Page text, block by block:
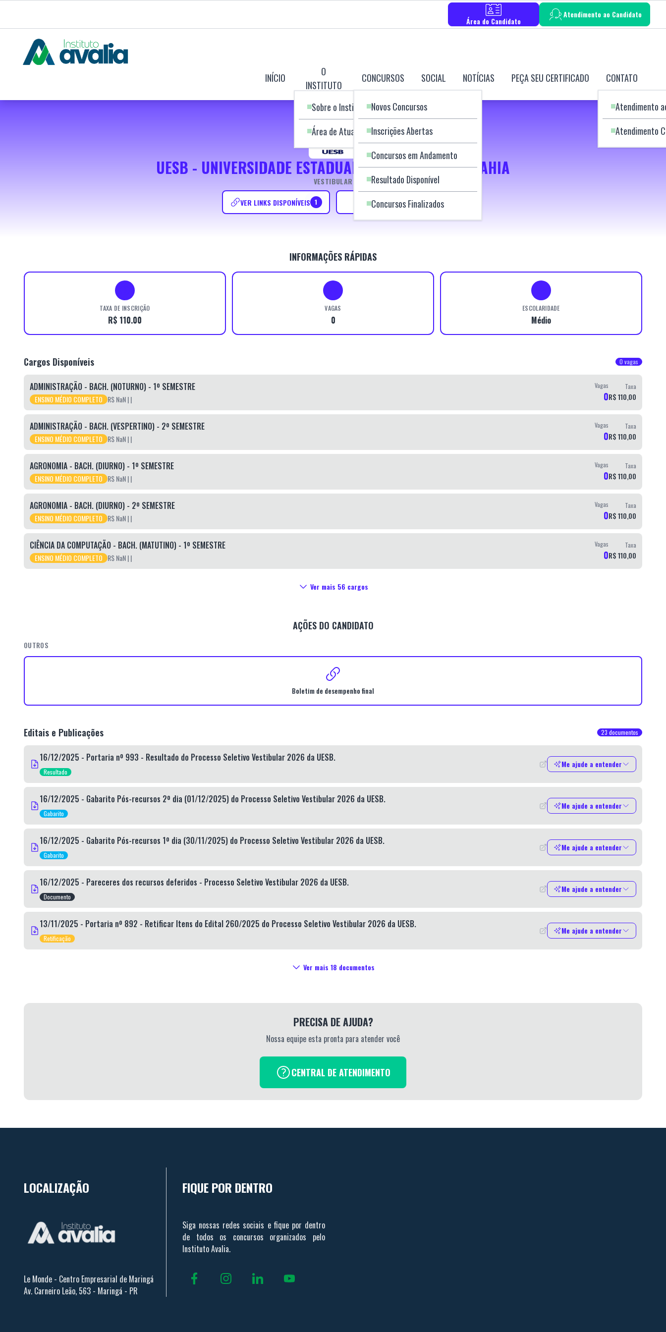
Área do Candidato
Atendimento ao Candidato
INÍCIO
O
INSTITUTO
Sobre o Instituto
Área de Atuação
CONCURSOS
Novos Concursos
Inscrições Abertas
Concursos em Andamento
Resultado Disponível
Concursos Finalizados
SOCIAL NOTÍCIAS PEÇA SEU CERTIFICADO CONTATO
Atendimento
Atendimento
UESB - UNIVERSIDADE ESTADUAL DO SUDOESTE DA BAHIA
VESTIBULAR
VER LINKS DISPONÍVEIS 1 VER PUBLICAÇÕES 23
INFORMAÇÕES RÁPIDAS
TAXA DE INSCRIÇÃO
R$ 110.00
VAGAS
0
ESCOLARIDADE
Médio
Cargos Disponíveis 0 vagas
ADMINISTRAÇÃO - BACH. (NOTURNO) - 1º SEMESTRE
ENSINO MÉDIO COMPLETO R$ NaN||
Vagas
0
Taxa
R$ 110,00
ADMINISTRAÇÃO - BACH. (VESPERTINO) - 2º SEMESTRE
ENSINO MÉDIO COMPLETO R$ NaN||
Vagas
0
Taxa
R$ 110,00
AGRONOMIA - BACH. (DIURNO) - 1º SEMESTRE
ENSINO MÉDIO COMPLETO R$ NaN||
Vagas
0
Taxa
R$ 110,00
AGRONOMIA - BACH. (DIURNO) - 2º SEMESTRE
ENSINO MÉDIO COMPLETO R$ NaN||
Vagas
0
Taxa
R$ 110,00
CIÊNCIA DA COMPUTAÇÃO - BACH. (MATUTINO) - 1º SEMESTRE
ENSINO MÉDIO COMPLETO R$ NaN||
Vagas
0
Taxa
R$ 110,00
Ver mais 56 cargos
AÇÕES DO CANDIDATO
OUTROS
Boletim de desempenho final
Editais e Publicações 23 documentos
16/12/2025 - Portaria nº 993 - Resultado do Processo Seletivo Vestibular 2026 da UESB.
Resultado
Me ajude a entender
16/12/2025 - Gabarito Pós-recursos 2º dia (01/12/2025) do Processo Seletivo Vestibular 2026 da UESB.
Gabarito
Me ajude a entender
16/12/2025 - Gabarito Pós-recursos 1º dia (30/11/2025) do Processo Seletivo Vestibular 2026 da UESB.
Gabarito
Me ajude a entender
16/12/2025 - Pareceres dos recursos deferidos - Processo Seletivo Vestibular 2026 da UESB.
Documento
Me ajude a entender
13/11/2025 - Portaria nº 892 - Retificar Itens do Edital 260/2025 do Processo Seletivo Vestibular 2026 da UESB.
Retificação
Me ajude a entender
Ver mais 18 documentos
PRECISA DE AJUDA?
Nossa equipe esta pronta para atender você
CENTRAL DE ATENDIMENTO
LOCALIZAÇÃO
Le Monde - Centro Empresarial de Maringá
Av. Carneiro Leão, 563 - Maringá - PR
FIQUE POR DENTRO
Siga nossas redes sociais e fique por dentro
de todos os concursos organizados pelo
Instituto Avalia.